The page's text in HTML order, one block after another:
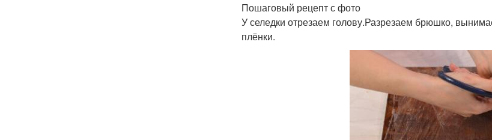
Пошаговый рецепт с фото
У селедки отрезаем голову.Разрезаем брюшко,
плёнки.